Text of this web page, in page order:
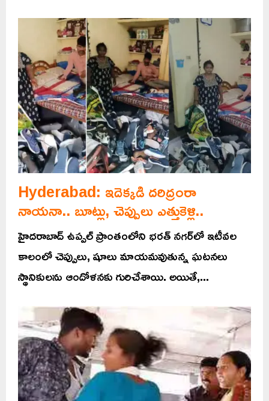
Hyderabad: ఇదెక్కడి దరిద్రంరా
నాయనా.. బూట్లు, చెప్పులు ఎత్తుకెళ్లి..
హైదరాబాద్‌ ఉప్పల్‌ ప్రాంతంలోని భరత్‌ నగర్‌లో ఇటీవల
కాలంలో చెప్పులు, షూలు మాయమవుతున్న ఘటనలు
స్థానికులను ఆందోళనకు గురిచేశాయి. అయితే,...